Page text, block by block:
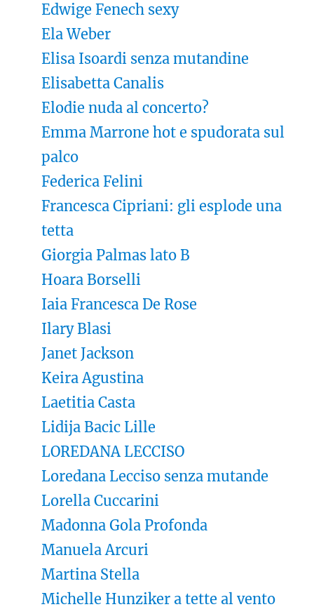
Edwige Fenech sexy
Ela Weber
Elisa Isoardi senza mutandine
Elisabetta Canalis
Elodie nuda al concerto?
Emma Marrone hot e spudorata sul
palco
Federica Felini
Francesca Cipriani: gli esplode una
tetta
Giorgia Palmas lato B
Hoara Borselli
Iaia Francesca De Rose
Ilary Blasi
Janet Jackson
Keira Agustina
Laetitia Casta
Lidija Bacic Lille
LOREDANA LECCISO
Loredana Lecciso senza mutande
Lorella Cuccarini
Madonna Gola Profonda
Manuela Arcuri
Martina Stella
Michelle Hunziker a tette al vento